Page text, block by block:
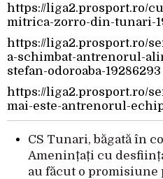
https://liga2.prosport.ro/
mitrica-zorro-din-tunari-
https://liga2.prosport.ro/
a-schimbat-antrenorul-
stefan-odoroaba-19286293
https://liga2.prosport.ro/
mai-este-antrenorul-
CS Tunari, băgată în
Amenințați cu
au făcut o